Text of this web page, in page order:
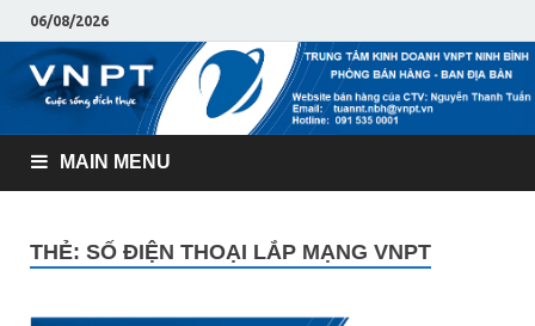
06/08/2026
MAIN MENU
THẺ: SỐ ĐIỆN THOẠI LẮP MẠNG VNPT